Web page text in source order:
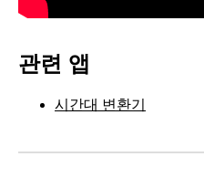
관련 앱
시간대 변환기